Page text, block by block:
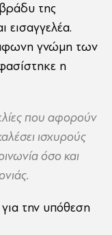
της
εισαγγελέα.
γνώμη των
η
που αφορούν
ισχυρούς
όσο και
την υπόθεση